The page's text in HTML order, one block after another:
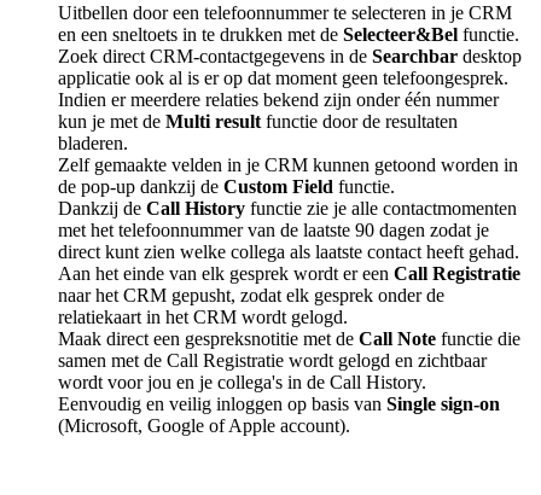
Uitbellen door een telefoonnummer te selecteren in je CRM
en een sneltoets in te drukken met de Selecteer&Bel functie.
Zoek direct CRM-contactgegevens in de Searchbar desktop
applicatie ook al is er op dat moment geen telefoongesprek.
Indien er meerdere relaties bekend zijn onder één nummer
kun je met de Multi result functie door de resultaten
bladeren.
Zelf gemaakte velden in je CRM kunnen getoond worden in
de pop-up dankzij de Custom Field functie.
Dankzij de Call History functie zie je alle contactmomenten
met het telefoonnummer van de laatste 90 dagen zodat je
direct kunt zien welke collega als laatste contact heeft gehad.
Aan het einde van elk gesprek wordt er een Call Registratie
naar het CRM gepusht, zodat elk gesprek onder de
relatiekaart in het CRM wordt gelogd.
Maak direct een gespreksnotitie met de Call Note functie die
samen met de Call Registratie wordt gelogd en zichtbaar
wordt voor jou en je collega's in de Call History.
Eenvoudig en veilig inloggen op basis van Single sign-on
(Microsoft, Google of Apple account).